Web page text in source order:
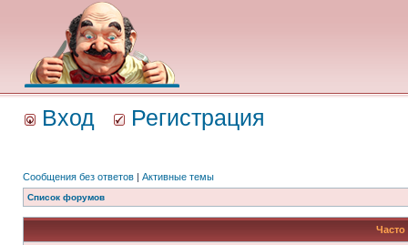
Вход Регистрация
Сообщения без ответов | Активные темы
Список форумов